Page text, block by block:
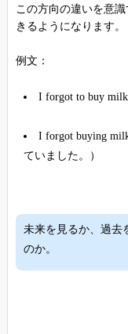
この方向の違いを意
きるようになります。
例文：
I forgot to buy
I forgot buying
ていました。）
未来を見るか、過去
のか。